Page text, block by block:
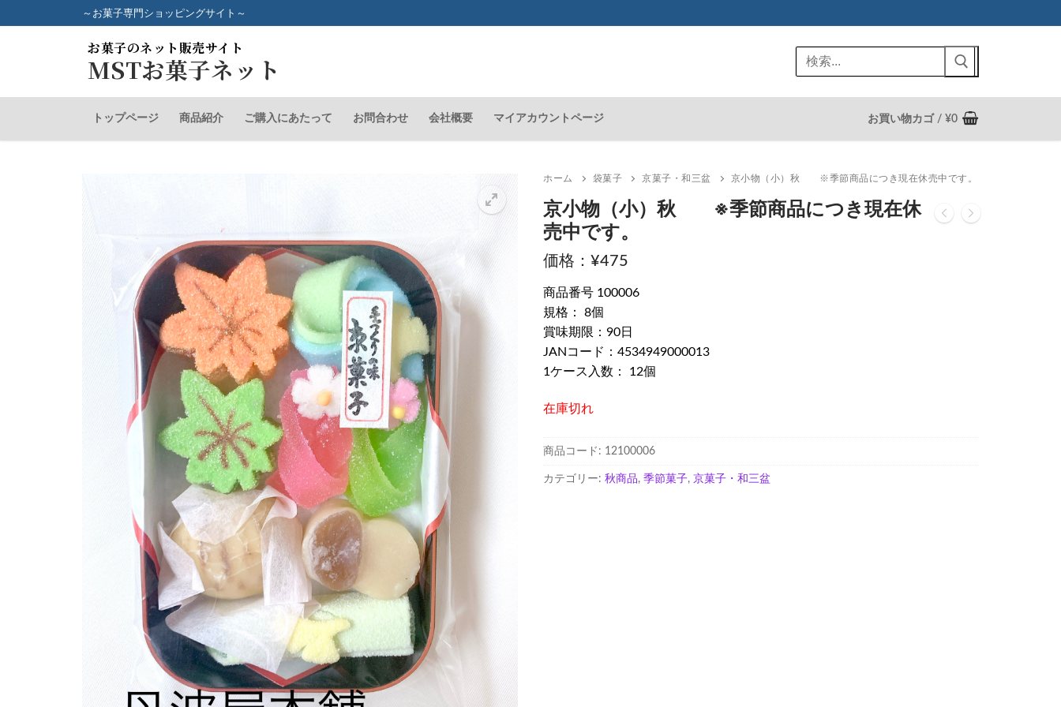
ン
～お菓子専門ショッピングサイト～
MSTお菓子ネット
お菓子のネット販売サイト
検
索:
トップページ 商品紹介 ご購入にあたって お問合わせ 会社概要 マイアカウントページ お買い物カゴ / ¥0
🔍
ホーム 袋菓子 京菓子・和三盆 京小物（小）秋 ※季節商品につき現在休売中です。
京小物（小）秋 ※季節商品につき現在休
売中です。
¥475
商品番号 100006
規格： 8個
賞味期限：90日
JANコード：4534949000013
1ケース入数： 12個
在庫切れ
商品コード: 12100006
カテゴリー: 秋商品, 季節菓子, 京菓子・和三盆